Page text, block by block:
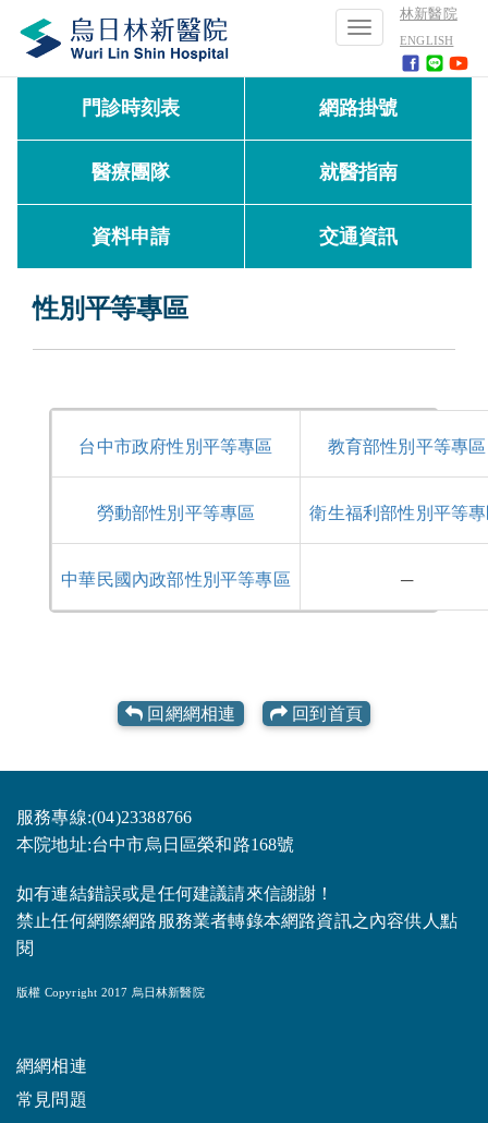
林新醫院
ENGLISH
Toggle
navigation
門診時刻表 網路掛號
醫療團隊 就醫指南
資料申請 交通資訊
性別平等專區
台中市政府性別平等專區 教育部性別平等專區
勞動部性別平等專區 衛生福利部性別平等
中華民國內政部性別平等專區 ─
回網網相連 回到首頁
服務專線:(04)23388766
本院地址:台中市烏日區榮和路168號
如有連結錯誤或是任何建議請來信謝謝！
禁止任何網際網路服務業者轉錄本網路資訊之內容供人點
閱
版權 Copyright 2017 烏日林新醫院
網網相連
常見問題